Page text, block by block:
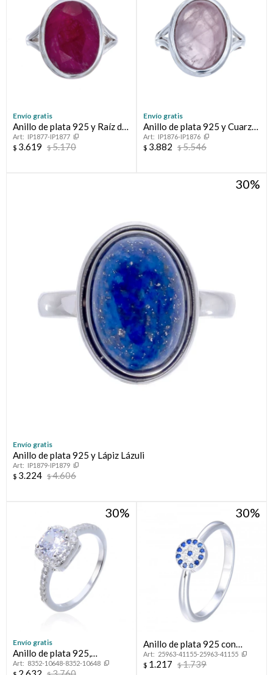
Envío gratis
Anillo de plata 925 y Raíz de
RubíIP1877-IP1877
$ 3.619 $5.170
Envío gratis
Anillo de plata 925 y Cuarzo
RosaIP1876-IP1876
$ 3.882 $5.546
30
Envío gratis
Anillo de plata 925 y Lápiz Lázuli
IP1879-IP1879
$ 3.224 $4.606
30
Envío gratis
Anillo de plata 925,
CINTILLO.
8352-10648-8352-10648
30
Anillo de plata 925 con
circonias, OJO TURCO.
25963-41155-25963-41155
$ 1.217 $1.739
Comprá ahora y Pagá
Después, hasta en 12
¡Sumate a la forma más ágil de comprar!
Comprá en 3 cuotas sin recargo o hasta en 12
cuotas * ¡Solo con tu cédula!
Verifica si estás calificado para comprar con Pago
Después:
Cédula de identidad
Estás calificado para comprar usando Pago